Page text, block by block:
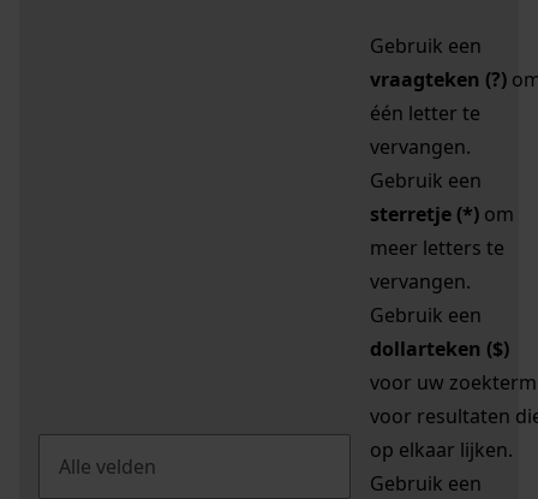
Gebruik een
vraagteken (?)
één letter te
vervangen.
Gebruik een
sterretje (*) om
meer letters te
vervangen.
Gebruik een
dollarteken ($)
voor uw zoekterm
voor resultaten
op elkaar lijken.
Gebruik een